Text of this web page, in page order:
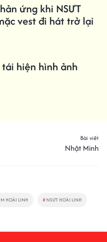
ứng khi NSƯT
vest đi hát trở lại
hiện hình ảnh
Bài viết
Nhật Minh
HOÀI LINH # NSƯT HOÀI LINH